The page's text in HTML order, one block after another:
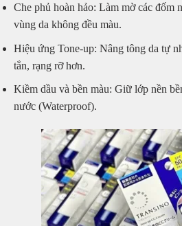
Che phủ hoàn hảo: Làm mờ các đốm
vùng da không đều màu.
Hiệu ứng Tone-up: Nâng tông da tự
tắn, rạng rỡ hơn.
Kiềm dầu và bền màu: Giữ lớp nền
nước (Waterproof).